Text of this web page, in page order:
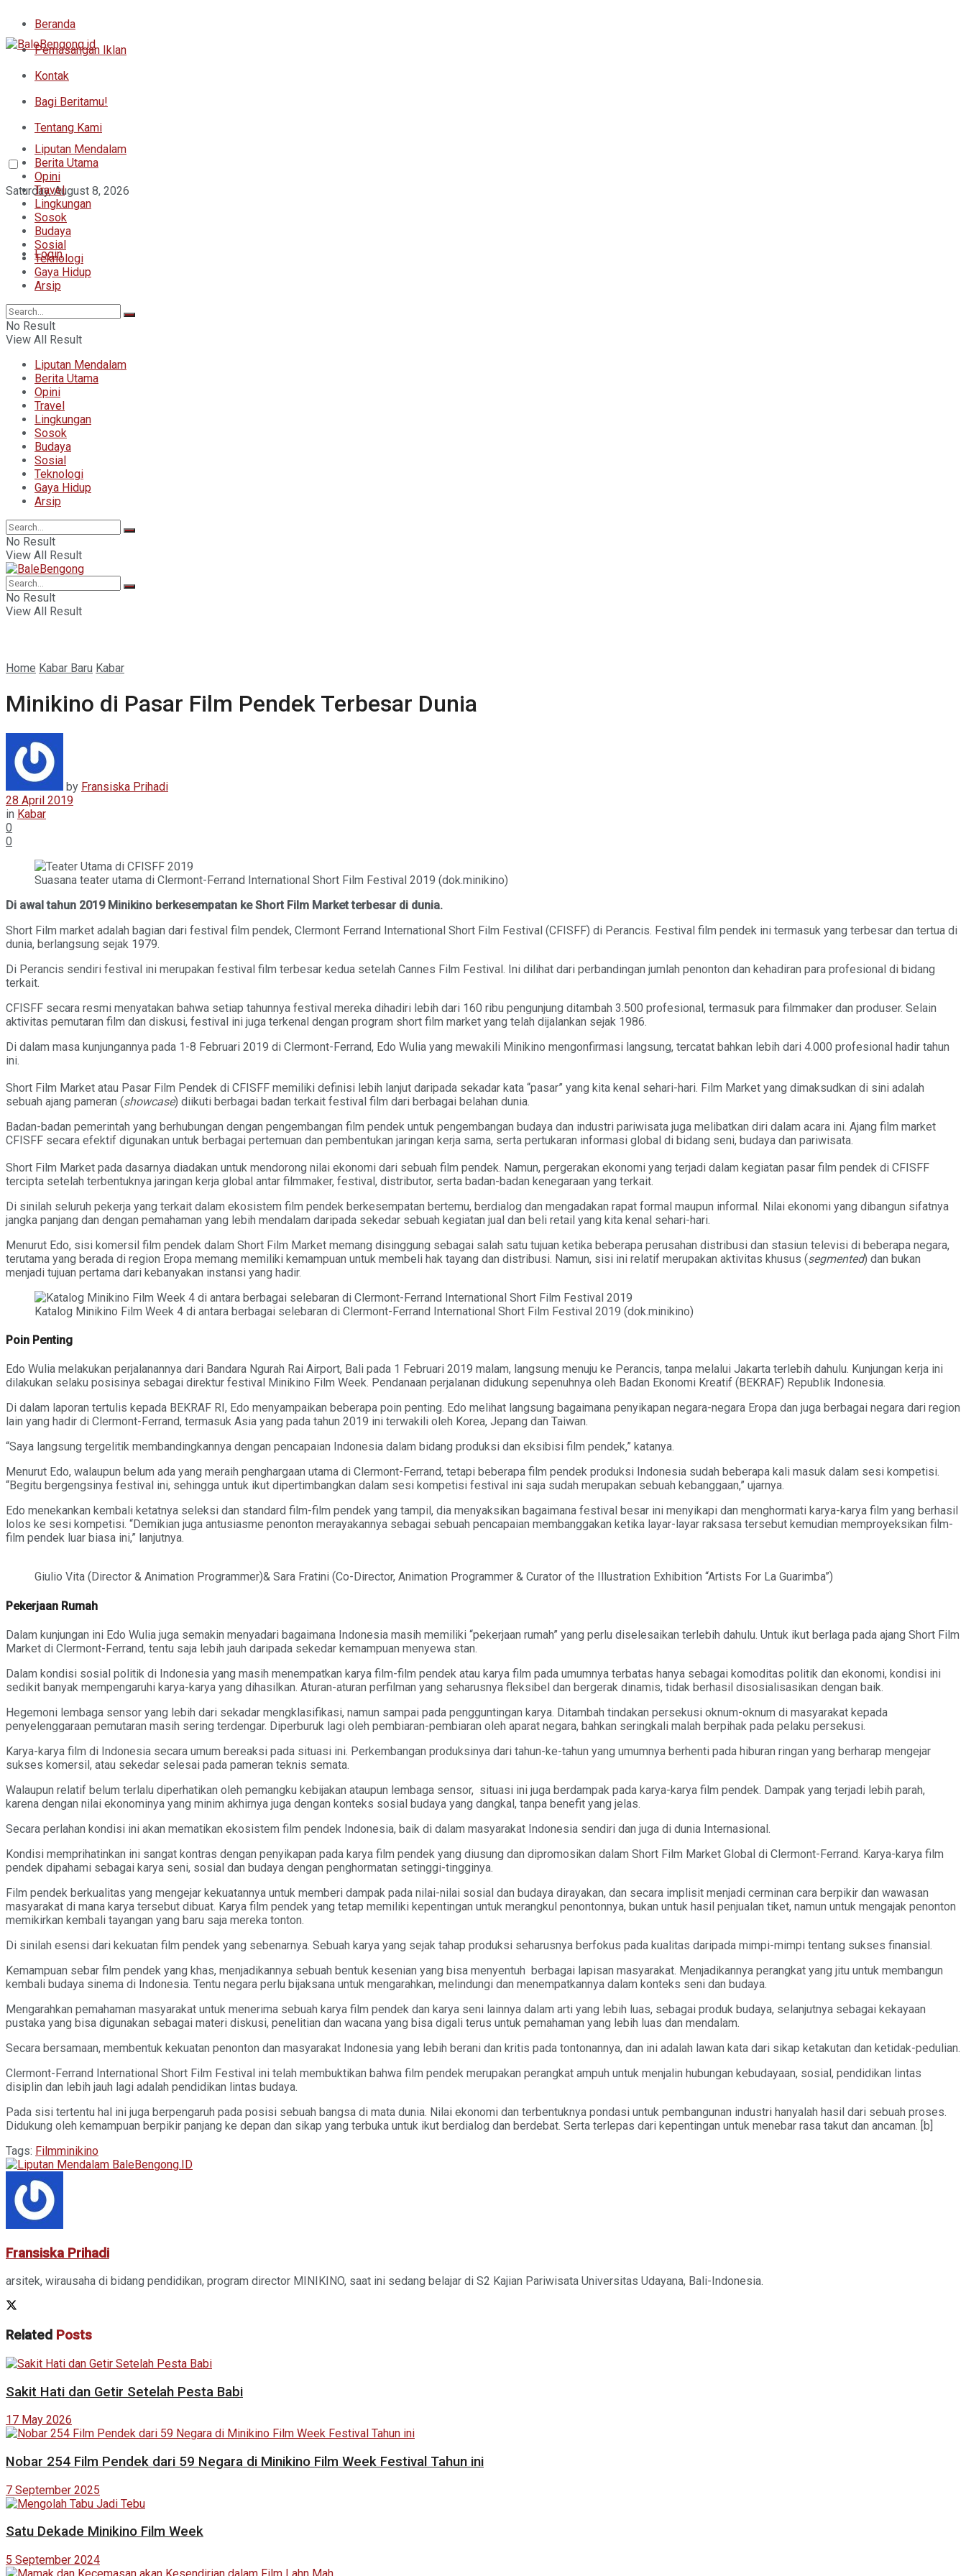
Beranda
Pemasangan Iklan
Kontak
Bagi Beritamu!
Tentang Kami
Saturday, August 8, 2026
Login
Liputan Mendalam
Berita Utama
Opini
Travel
Lingkungan
Sosok
Budaya
Sosial
Teknologi
Gaya Hidup
Arsip
No Result
View All Result
Liputan Mendalam
Berita Utama
Opini
Travel
Lingkungan
Sosok
Budaya
Sosial
Teknologi
Gaya Hidup
Arsip
No Result
View All Result
No Result
View All Result
Home Kabar Baru Kabar
Minikino di Pasar Film Pendek Terbesar Dunia
by Fransiska Prihadi
28 April 2019
in Kabar
0
0
Suasana teater utama di Clermont-Ferrand International Short Film Festival 2019 (dok.minikino)
Di awal tahun 2019 Minikino berkesempatan ke Short Film Market terbesar di dunia.
Short Film market adalah bagian dari festival film pendek, Clermont Ferrand International Short Film Festival (CFISFF) di Perancis. Festival film pendek ini termasuk yang terbesar dan tertua di
dunia, berlangsung sejak 1979.
Di Perancis sendiri festival ini merupakan festival film terbesar kedua setelah Cannes Film Festival. Ini dilihat dari perbandingan jumlah penonton dan kehadiran para profesional di bidang
terkait.
CFISFF secara resmi menyatakan bahwa setiap tahunnya festival mereka dihadiri lebih dari 160 ribu pengunjung ditambah 3.500 profesional, termasuk para filmmaker dan produser. Selain
aktivitas pemutaran film dan diskusi, festival ini juga terkenal dengan program short film market yang telah dijalankan sejak 1986.
Di dalam masa kunjungannya pada 1-8 Februari 2019 di Clermont-Ferrand, Edo Wulia yang mewakili Minikino mengonfirmasi langsung, tercatat bahkan lebih dari 4.000 profesional hadir tahun
ini.
Short Film Market atau Pasar Film Pendek di CFISFF memiliki definisi lebih lanjut daripada sekadar kata “pasar” yang kita kenal sehari-hari. Film Market yang dimaksudkan di sini adalah
sebuah ajang pameran (showcase) diikuti berbagai badan terkait festival film dari berbagai belahan dunia.
Badan-badan pemerintah yang berhubungan dengan pengembangan film pendek untuk pengembangan budaya dan industri pariwisata juga melibatkan diri dalam acara ini. Ajang film market
CFISFF secara efektif digunakan untuk berbagai pertemuan dan pembentukan jaringan kerja sama, serta pertukaran informasi global di bidang seni, budaya dan pariwisata.
Short Film Market pada dasarnya diadakan untuk mendorong nilai ekonomi dari sebuah film pendek. Namun, pergerakan ekonomi yang terjadi dalam kegiatan pasar film pendek di CFISFF
tercipta setelah terbentuknya jaringan kerja global antar filmmaker, festival, distributor, serta badan-badan kenegaraan yang terkait.
Di sinilah seluruh pekerja yang terkait dalam ekosistem film pendek berkesempatan bertemu, berdialog dan mengadakan rapat formal maupun informal. Nilai ekonomi yang dibangun sifatnya
jangka panjang dan dengan pemahaman yang lebih mendalam daripada sekedar sebuah kegiatan jual dan beli retail yang kita kenal sehari-hari.
Menurut Edo, sisi komersil film pendek dalam Short Film Market memang disinggung sebagai salah satu tujuan ketika beberapa perusahan distribusi dan stasiun televisi di beberapa negara,
terutama yang berada di region Eropa memang memiliki kemampuan untuk membeli hak tayang dan distribusi. Namun, sisi ini relatif merupakan aktivitas khusus (segmented) dan bukan
menjadi tujuan pertama dari kebanyakan instansi yang hadir.
Katalog Minikino Film Week 4 di antara berbagai selebaran di Clermont-Ferrand International Short Film Festival 2019 (dok.minikino)
Poin Penting
Edo Wulia melakukan perjalanannya dari Bandara Ngurah Rai Airport, Bali pada 1 Februari 2019 malam, langsung menuju ke Perancis, tanpa melalui Jakarta terlebih dahulu. Kunjungan kerja ini
dilakukan selaku posisinya sebagai direktur festival Minikino Film Week. Pendanaan perjalanan didukung sepenuhnya oleh Badan Ekonomi Kreatif (BEKRAF) Republik Indonesia.
Di dalam laporan tertulis kepada BEKRAF RI, Edo menyampaikan beberapa poin penting. Edo melihat langsung bagaimana penyikapan negara-negara Eropa dan juga berbagai negara dari region
lain yang hadir di Clermont-Ferrand, termasuk Asia yang pada tahun 2019 ini terwakili oleh Korea, Jepang dan Taiwan.
“Saya langsung tergelitik membandingkannya dengan pencapaian Indonesia dalam bidang produksi dan eksibisi film pendek,” katanya.
Menurut Edo, walaupun belum ada yang meraih penghargaan utama di Clermont-Ferrand, tetapi beberapa film pendek produksi Indonesia sudah beberapa kali masuk dalam sesi kompetisi.
“Begitu bergengsinya festival ini, sehingga untuk ikut dipertimbangkan dalam sesi kompetisi festival ini saja sudah merupakan sebuah kebanggaan,” ujarnya.
Edo menekankan kembali ketatnya seleksi dan standard film-film pendek yang tampil, dia menyaksikan bagaimana festival besar ini menyikapi dan menghormati karya-karya film yang berhasil
lolos ke sesi kompetisi. “Demikian juga antusiasme penonton merayakannya sebagai sebuah pencapaian membanggakan ketika layar-layar raksasa tersebut kemudian memproyeksikan film-
film pendek luar biasa ini,” lanjutnya.
Giulio Vita (Director & Animation Programmer)& Sara Fratini (Co-Director, Animation Programmer & Curator of the Illustration Exhibition “Artists For La Guarimba”)
Pekerjaan Rumah
Dalam kunjungan ini Edo Wulia juga semakin menyadari bagaimana Indonesia masih memiliki “pekerjaan rumah” yang perlu diselesaikan terlebih dahulu. Untuk ikut berlaga pada ajang Short Film
Market di Clermont-Ferrand, tentu saja lebih jauh daripada sekedar kemampuan menyewa stan.
Dalam kondisi sosial politik di Indonesia yang masih menempatkan karya film-film pendek atau karya film pada umumnya terbatas hanya sebagai komoditas politik dan ekonomi, kondisi ini
sedikit banyak mempengaruhi karya-karya yang dihasilkan. Aturan-aturan perfilman yang seharusnya fleksibel dan bergerak dinamis, tidak berhasil disosialisasikan dengan baik.
Hegemoni lembaga sensor yang lebih dari sekadar mengklasifikasi, namun sampai pada pengguntingan karya. Ditambah tindakan persekusi oknum-oknum di masyarakat kepada
penyelenggaraan pemutaran masih sering terdengar. Diperburuk lagi oleh pembiaran-pembiaran oleh aparat negara, bahkan seringkali malah berpihak pada pelaku persekusi.
Karya-karya film di Indonesia secara umum bereaksi pada situasi ini. Perkembangan produksinya dari tahun-ke-tahun yang umumnya berhenti pada hiburan ringan yang berharap mengejar
sukses komersil, atau sekedar selesai pada pameran teknis semata.
Walaupun relatif belum terlalu diperhatikan oleh pemangku kebijakan ataupun lembaga sensor, situasi ini juga berdampak pada karya-karya film pendek. Dampak yang terjadi lebih parah,
karena dengan nilai ekonominya yang minim akhirnya juga dengan konteks sosial budaya yang dangkal, tanpa benefit yang jelas.
Secara perlahan kondisi ini akan mematikan ekosistem film pendek Indonesia, baik di dalam masyarakat Indonesia sendiri dan juga di dunia Internasional.
Kondisi memprihatinkan ini sangat kontras dengan penyikapan pada karya film pendek yang diusung dan dipromosikan dalam Short Film Market Global di Clermont-Ferrand. Karya-karya film
pendek dipahami sebagai karya seni, sosial dan budaya dengan penghormatan setinggi-tingginya.
Film pendek berkualitas yang mengejar kekuatannya untuk memberi dampak pada nilai-nilai sosial dan budaya dirayakan, dan secara implisit menjadi cerminan cara berpikir dan wawasan
masyarakat di mana karya tersebut dibuat. Karya film pendek yang tetap memiliki kepentingan untuk merangkul penontonnya, bukan untuk hasil penjualan tiket, namun untuk mengajak penonton
memikirkan kembali tayangan yang baru saja mereka tonton.
Di sinilah esensi dari kekuatan film pendek yang sebenarnya. Sebuah karya yang sejak tahap produksi seharusnya berfokus pada kualitas daripada mimpi-mimpi tentang sukses finansial.
Kemampuan sebar film pendek yang khas, menjadikannya sebuah bentuk kesenian yang bisa menyentuh berbagai lapisan masyarakat. Menjadikannya perangkat yang jitu untuk membangun
kembali budaya sinema di Indonesia. Tentu negara perlu bijaksana untuk mengarahkan, melindungi dan menempatkannya dalam konteks seni dan budaya.
Mengarahkan pemahaman masyarakat untuk menerima sebuah karya film pendek dan karya seni lainnya dalam arti yang lebih luas, sebagai produk budaya, selanjutnya sebagai kekayaan
pustaka yang bisa digunakan sebagai materi diskusi, penelitian dan wacana yang bisa digali terus untuk pemahaman yang lebih luas dan mendalam.
Secara bersamaan, membentuk kekuatan penonton dan masyarakat Indonesia yang lebih berani dan kritis pada tontonannya, dan ini adalah lawan kata dari sikap ketakutan dan ketidak-pedulian.
Clermont-Ferrand International Short Film Festival ini telah membuktikan bahwa film pendek merupakan perangkat ampuh untuk menjalin hubungan kebudayaan, sosial, pendidikan lintas
disiplin dan lebih jauh lagi adalah pendidikan lintas budaya.
Pada sisi tertentu hal ini juga berpengaruh pada posisi sebuah bangsa di mata dunia. Nilai ekonomi dan terbentuknya pondasi untuk pembangunan industri hanyalah hasil dari sebuah proses.
Didukung oleh kemampuan berpikir panjang ke depan dan sikap yang terbuka untuk ikut berdialog dan berdebat. Serta terlepas dari kepentingan untuk menebar rasa takut dan ancaman. [b]
Tags: Filmminikino
Fransiska Prihadi
arsitek, wirausaha di bidang pendidikan, program director MINIKINO, saat ini sedang belajar di S2 Kajian Pariwisata Universitas Udayana, Bali-Indonesia.
Related Posts
Sakit Hati dan Getir Setelah Pesta Babi
17 May 2026
Nobar 254 Film Pendek dari 59 Negara di Minikino Film Week Festival Tahun ini
7 September 2025
Satu Dekade Minikino Film Week
5 September 2024